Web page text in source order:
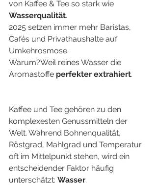
von Kaffee & Tee so stark wie
Wasserqualität.
2025 setzen immer mehr Baristas,
Cafés und Privathaushalte auf
Umkehrosmose.
Warum?Weil reines Wasser die
Aromastoffe perfekter extrahiert.
Kaffee und Tee gehören zu den
komplexesten Genussmitteln der
Welt. Während Bohnenqualität,
Röstgrad, Mahlgrad und Temperatur
oft im Mittelpunkt stehen, wird ein
entscheidender Faktor häufig
unterschätzt: Wasser.